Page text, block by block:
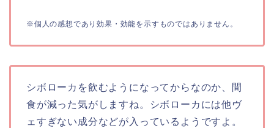
※個人の感想であり効果・効能を示すものではありません。
シボローカを飲むようになってからなのか、間
食が減った気がしますね。シボローカには他ヴ
ェすぎない成分などが入っているようですよ。